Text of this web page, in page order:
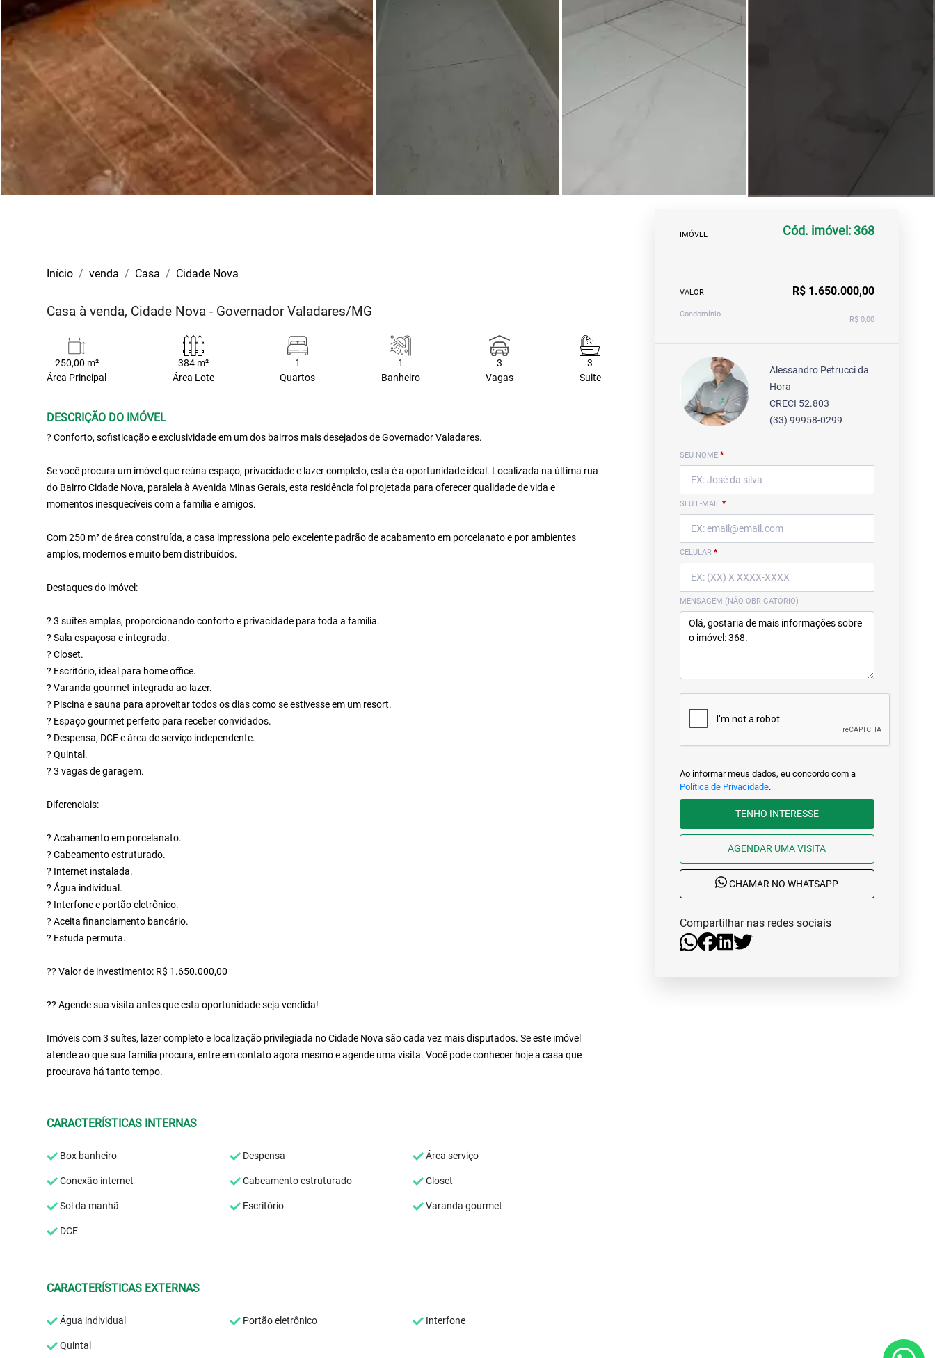
Início venda Casa Cidade Nova
Casa à venda, Cidade Nova - Governador Valadares/MG
250,00 m²
Área Principal
384 m²
Área Lote
1
Quartos
1
Banheiro
3
Vagas
3
Suite
DESCRIÇÃO DO IMÓVEL
? Conforto, sofisticação e exclusividade em um dos bairros mais desejados de Governador Valadares.
Se você procura um imóvel que reúna espaço, privacidade e lazer completo, esta é a oportunidade ideal. Localizada na última rua
do Bairro Cidade Nova, paralela à Avenida Minas Gerais, esta residência foi projetada para oferecer qualidade de vida e
momentos inesquecíveis com a família e amigos.
Com 250 m² de área construída, a casa impressiona pelo excelente padrão de acabamento em porcelanato e por ambientes
amplos, modernos e muito bem distribuídos.
Destaques do imóvel:
? 3 suítes amplas, proporcionando conforto e privacidade para toda a família.
? Sala espaçosa e integrada.
? Closet.
? Escritório, ideal para home office.
? Varanda gourmet integrada ao lazer.
? Piscina e sauna para aproveitar todos os dias como se estivesse em um resort.
? Espaço gourmet perfeito para receber convidados.
? Despensa, DCE e área de serviço independente.
? Quintal.
? 3 vagas de garagem.
Diferenciais:
? Acabamento em porcelanato.
? Cabeamento estruturado.
? Internet instalada.
? Água individual.
? Interfone e portão eletrônico.
? Aceita financiamento bancário.
? Estuda permuta.
?? Valor de investimento: R$ 1.650.000,00
?? Agende sua visita antes que esta oportunidade seja vendida!
Imóveis com 3 suítes, lazer completo e localização privilegiada no Cidade Nova são cada vez mais disputados. Se este imóvel
atende ao que sua família procura, entre em contato agora mesmo e agende uma visita. Você pode conhecer hoje a casa que
procurava há tanto tempo.
CARACTERÍSTICAS INTERNAS
Box banheiro Despensa Área serviço
Conexão internet Cabeamento estruturado Closet
Sol da manhã Escritório Varanda gourmet
DCE
CARACTERÍSTICAS EXTERNAS
Água individual Portão eletrônico Interfone
Quintal
IMÓVEL Cód. imóvel: 368
VALOR R$ 1.650.000,00
Condomínio
R$ 0,00
Alessandro Petrucci da
Hora
CRECI 52.803
(33) 99958-0299
SEU NOME *
SEU E-MAIL *
CELULAR *
MENSAGEM (NÃO OBRIGATÓRIO)
Ao informar meus dados, eu concordo com a
Política de Privacidade.
TENHO INTERESSE
AGENDAR UMA VISITA
CHAMAR NO WHATSAPP
Compartilhar nas redes sociais